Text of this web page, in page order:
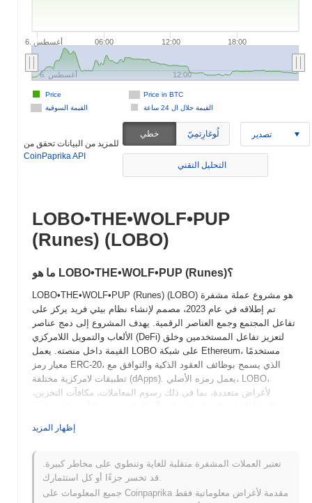
6. أغسطس 06:00 12:00 18:00
Price in BTC
القيمة السوقية القيمة خلال ال 24 ساعة
Price
6. أغسطس 12:00
للمزيد من البيانات تحقق من
CoinPaprika API
خطي لُوغارِتمِيّ تصدير
التحليل التقني
LOBO•THE•WOLF•PUP
(Runes) (LOBO)
ما هو LOBO•THE•WOLF•PUP (Runes)؟
LOBO•THE•WOLF•PUP (Runes) (LOBO) هو مشروع عملة مشفرة
تم إطلاقه في عام 2023، مصمم لإنشاء نظام بيئي فريد يركز على
تفاعل المجتمع وجمع العناصر الرقمية. يهدف المشروع إلى دمج عناصر
الألعاب والتمويل اللامركزي (DeFi) لتعزيز تفاعل المستخدمين وخلق
القيمة داخل منصته. يعمل LOBO على شبكة Ethereum، مستخدمًا
معيار رمز ERC-20، الذي يسمح بوظائف العقود الذكية والتوافق مع
تطبيقات لامركزية مختلفة (dApps). يعمل رمزه الأصلي، LOBO،
لأغراض متعددة، بما في ذلك رسوم المعاملات، مكافآت التخزين،
تركيزه على دمج آليات الألعاب مع تكنولوجيا البلوكشين، مما يعزز
مجتمعًا نابضًا من المستخدمين وجامعي العناصر. يضع هذا النهج المبتكر
المشروع كلاعب بارز في مشهد ألعاب التشفير وDeFi المتطور، مما
متى وكيف بدأ LOBO•THE•WOLF•PUP (Runes)؟
إظهار المزيد
تعتبر العملات المشفرة متقلبة للغاية وتنطوي على مخاطر كبيرة.
قد تخسر جزءًا أو كل استثمارك.
جميع المعلومات على Coinpaprika مقدمة لأغراض معلوماتية فقط